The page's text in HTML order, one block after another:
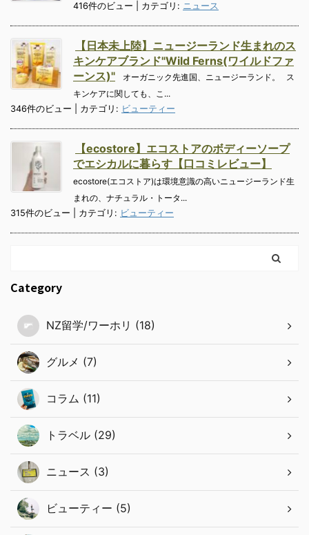
416件のビュー
カテゴリ: ニュース
【日本未上陸】ニュージーランド生まれのス
キンケアブランド"Wild Ferns(ワイルドファ
ーンス)"
オーガニック先進国、ニュージーランド。 ス
キンケアに関しても、こ...
346件のビュー
カテゴリ: ビューティー
【ecostore】エコストアのボディーソープ
でエシカルに暮らす【口コミレビュー】
ecostore(エコストア)は環境意識の高いニュージーランド生
まれの、ナチュラル・トータ...
315件のビュー
カテゴリ: ビューティー
Category
NZ留学/ワーホリ (18)
グルメ (7)
コラム (11)
トラベル (29)
ニュース (3)
ビューティー (5)